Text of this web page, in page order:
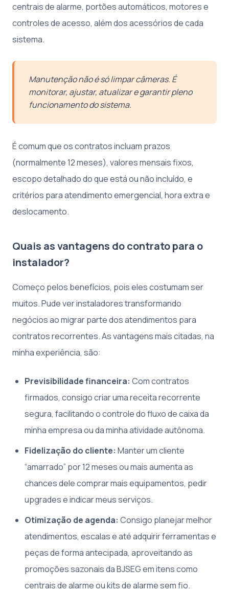
centrais de alarme, portões automáticos, motores e
controles de acesso, além dos acessórios de cada
sistema.
Manutenção não é só limpar câmeras. É
monitorar, ajustar, atualizar e garantir pleno
funcionamento do sistema.
É comum que os contratos incluam prazos
(normalmente 12 meses), valores mensais fixos,
escopo detalhado do que está ou não incluído, e
critérios para atendimento emergencial, hora extra e
deslocamento.
Quais as vantagens do contrato para o
instalador?
Começo pelos benefícios, pois eles costumam ser
muitos. Pude ver instaladores transformando
negócios ao migrar parte dos atendimentos para
contratos recorrentes. As vantagens mais citadas, na
minha experiência, são:
Previsibilidade financeira: Com contratos
firmados, consigo criar uma receita recorrente
segura, facilitando o controle do fluxo de caixa da
minha empresa ou da minha atividade autônoma.
Fidelização do cliente: Manter um cliente
“amarrado” por 12 meses ou mais aumenta as
chances dele comprar mais equipamentos, pedir
upgrades e indicar meus serviços.
Otimização de agenda: Consigo planejar melhor
atendimentos, escalas e até adquirir ferramentas e
peças de forma antecipada, aproveitando as
promoções sazonais da BJSEG em itens como
centrais de alarme ou kits de alarme sem fio.